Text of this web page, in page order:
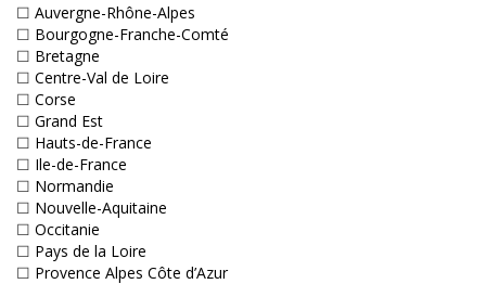
☐ Auvergne-Rhône-Alpes
☐ Bourgogne-Franche-Comté
☐ Bretagne
☐ Centre-Val de Loire
☐ Corse
☐ Grand Est
☐ Hauts-de-France
☐ Ile-de-France
☐ Normandie
☐ Nouvelle-Aquitaine
☐ Occitanie
☐ Pays de la Loire
☐ Provence Alpes Côte d’Azur